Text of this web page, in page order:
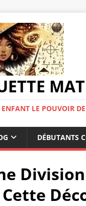
LE POUVOIR
DÉBUTANTS
Cette